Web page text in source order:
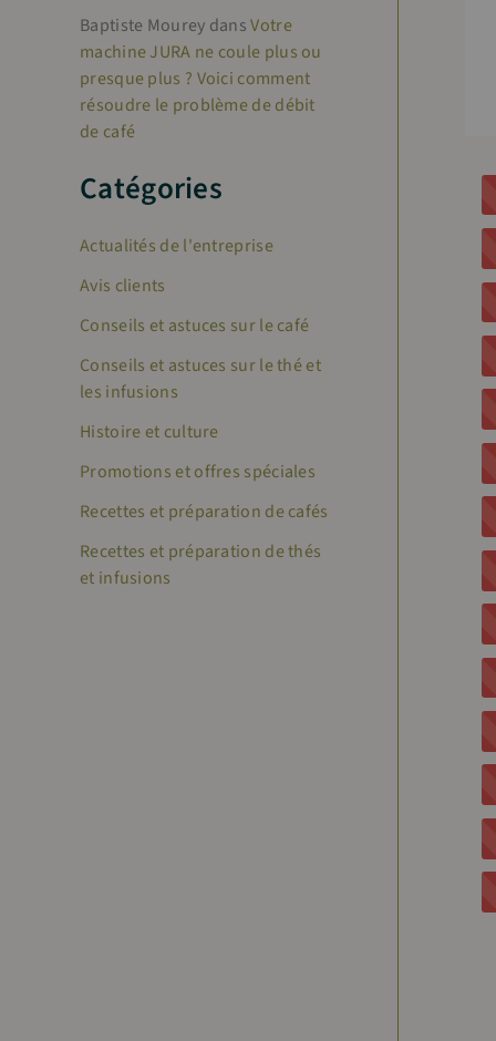
Baptiste Mourey dansVotre
machine JURA ne coule plus ou
presque plus ? Voici comment
résoudre le problème de débit
de café
Catégories
Actualités de l'entreprise
Avis clients
Conseils et astuces sur le café
Conseils et astuces sur le thé et
les infusions
Histoire et culture
Promotions et offres spéciales
Recettes et préparation de cafés
Recettes et préparation de thés
et infusions